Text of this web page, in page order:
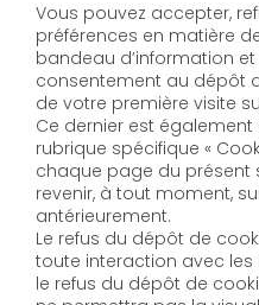
Vous pouvez accepter,
préférences en matière
bandeau d’information
consentement au dépôt
de votre première visite
Ce dernier est
rubrique spécifique «
chaque page du présent
revenir, à tout moment,
antérieurement.
Le refus du dépôt de
toute interaction avec les
le refus du dépôt de